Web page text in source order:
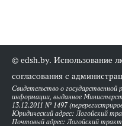
© edsh.by. Использование
согласования с
Свидетельство о государственной
информации, выданное
13.12.2011 № 1497
Юридический адрес: Логойский
Почтовый адрес: Логойский